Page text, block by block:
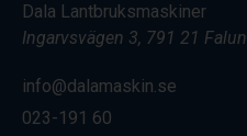
Dala Lantbruksmaskiner
Ingarvsvägen 3, 791 21 Falun
info@dalamaskin.se
023-191 60